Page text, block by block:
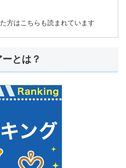
方はこちらも読まれています
とは？